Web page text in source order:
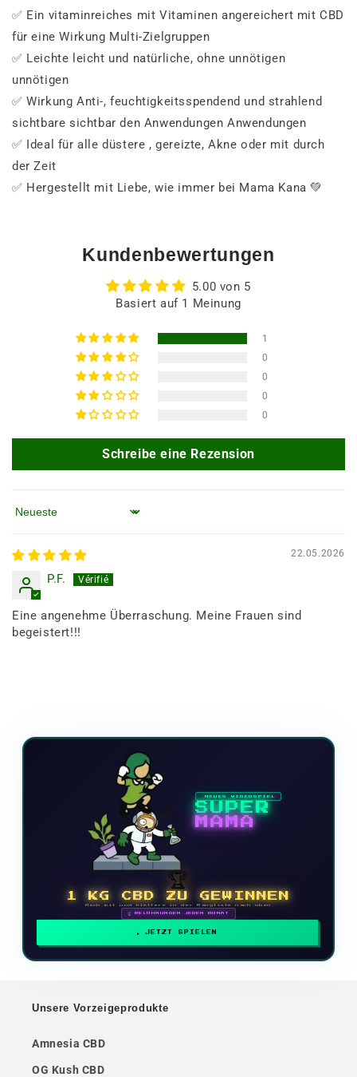
✅ Ein vitaminreiches mit Vitaminenangereichert mitCBD
füreineWirkung Multi-Zielgruppen
✅ Leichte leicht und natürliche, ohne unnötigen
unnötigen
✅WirkungAnti-,feuchtigkeitsspendend und strahlend
sichtbare sichtbarden AnwendungenAnwendungen
✅ Ideal füralledüstere ,gereizte,Akneoder mit durch
derZeit
✅ Hergestellt mit Liebe,wie immer bei Mama Kana 💚
Kundenbewertungen
5.00 von 5
Basiert auf 1 Meinung
1
0
0
0
0
Schreibe eine Rezension
Sortieren nach
22.05.2026
P.F.
Eine angenehme Überraschung. Meine Frauen sind
begeistert!!!
NEUES VIDEOSPIEL
SUPER
MAMA
🏆
1 KG CBD ZU GEWINNEN
Mach mit und klettere in der Rangliste nach oben
🗓 BELOHNUNGEN JEDEN MONAT
JETZT SPIELEN
Unsere Vorzeigeprodukte
Amnesia CBD
OG Kush CBD